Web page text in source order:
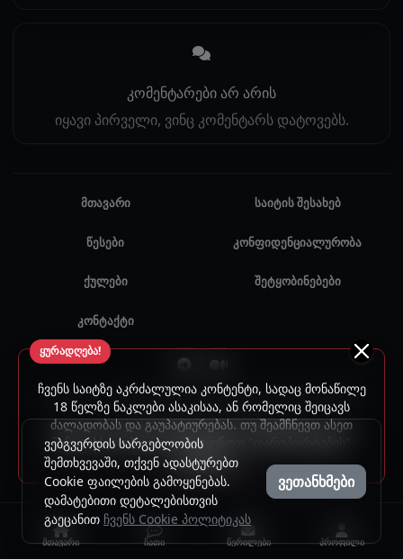
კომენტარები არ არის
იყავი პირველი, ვინც კომენტარს დატოვებს.
ყურადღება!
ჩვენს საიტზე აკრძალულია კონტენტი, სადაც მონაწილე
18 წელზე ნაკლები ასაკისაა, ან რომელიც შეიცავს
ძალადობას და გაუპატიურებას. თუ შეამჩნევთ ასეთ
შინაარსს, გთხოვთ, გამოიყენოთ "დარეპორტების"
ფუნქცია.
მთავარი საიტის შესახებ
წესები კონფიდენციალურობა
ქულები შეტყობინებები
კონტაქტი
© 2024 - 2026 ყველა უფლება დაცულია. უნებართვო
გამოყენება აკრძალულია.
ვებგვერდის სარგებლობის
შემთხვევაში, თქვენ ადასტურებთ
Cookie ფაილების გამოყენებას.
დამატებითი დეტალებისთვის
გაეცანით ჩვენს Cookie პოლიტიკას
ვეთანხმები
მთავარი ჩათი წერილები პროფილი